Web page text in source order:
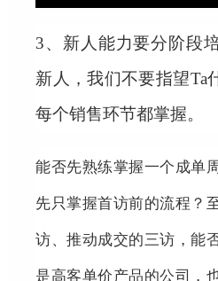
3、 新人能力要分阶段
新人，我们不要指望Ta
每个销售环节都掌握。
能否先熟练掌握一个成单
先只掌握首访前的流程？
访、推动成交的三访，能
是高客单价产品的公司，